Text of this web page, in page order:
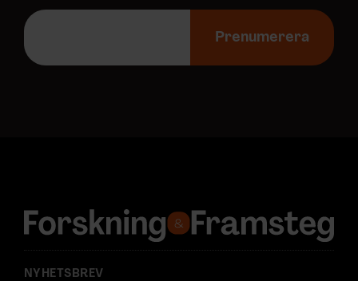
E
p
s
:
Prenumerera
NYHETSBREV